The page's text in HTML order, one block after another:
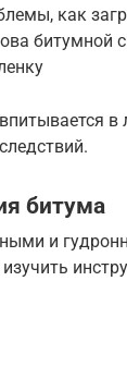
как
битумной
в
битума
и